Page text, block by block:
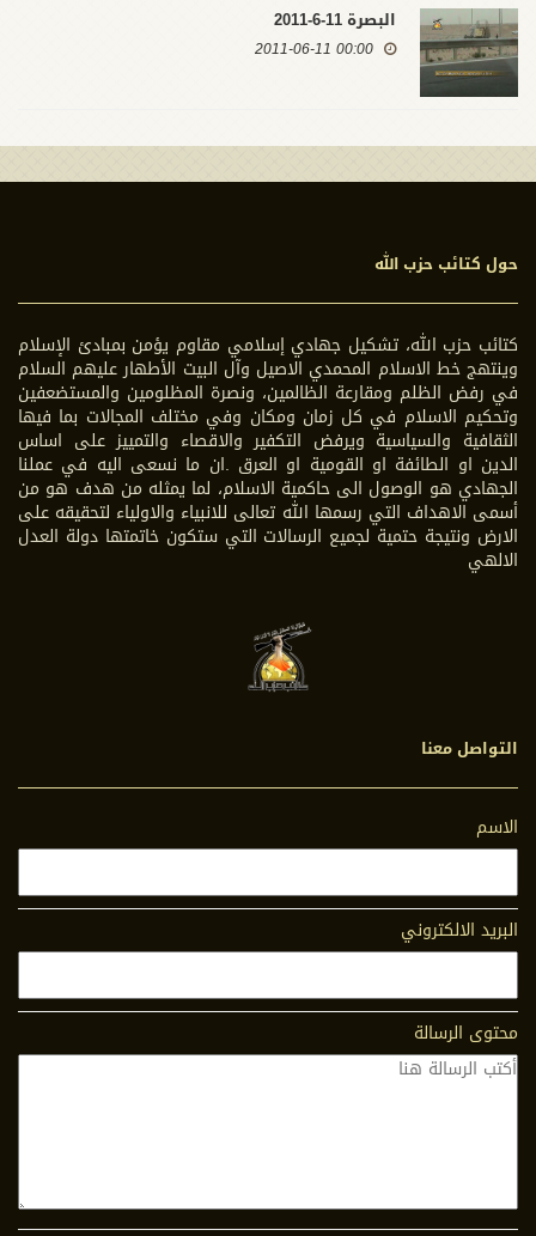
البصرة 11-6-2011
00:00 2011-06-11
حول كتائب حزب الله
كتائب حزب الله، تشكيل جهادي إسلامي مقاوم يؤمن بمبادئ الإسلام
وينتهج خط الاسلام المحمدي الاصيل وآل البيت الأطهار عليهم السلام
في رفض الظلم ومقارعة الظالمين، ونصرة المظلومين والمستضعفين
وتحكيم الاسلام في كل زمان ومكان وفي مختلف المجالات بما فيها
الثقافية والسياسية ويرفض التكفير والاقصاء والتمييز على اساس
الدين او الطائفة او القومية او العرق .ان ما نسعى اليه في عملنا
الجهادي هو الوصول الى حاكمية الاسلام، لما يمثله من هدف هو من
أسمى الاهداف التي رسمها الله تعالى للانبياء والاولياء لتحقيقه على
الارض ونتيجة حتمية لجميع الرسالات التي ستكون خاتمتها دولة العدل
الالهي
التواصل معنا
الاسم
البريد الالكتروني
محتوى الرسالة